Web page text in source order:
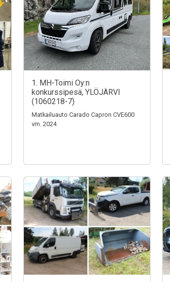
1. MH-Toimi Oy:n
konkurssipesä, YLÖJÄRVI
(1060218-7)
Matkailuauto Carado Capron CVE600
vm. 2024